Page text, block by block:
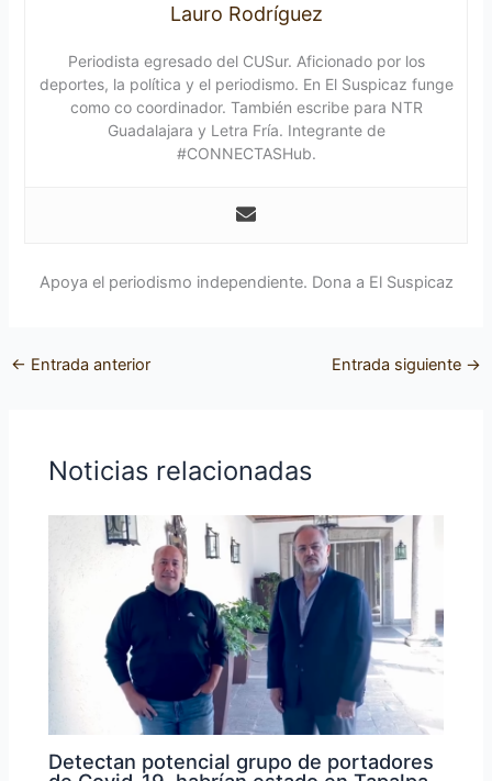
Lauro Rodríguez
Periodista egresado del CUSur. Aficionado por los
deportes, la política y el periodismo. En El Suspicaz funge
como co coordinador. También escribe para NTR
Guadalajara y Letra Fría. Integrante de
#CONNECTASHub.
Apoya el periodismo independiente. Dona a El Suspicaz
← Entrada anterior Entrada siguiente →
Noticias relacionadas
Detectan potencial grupo de portadores